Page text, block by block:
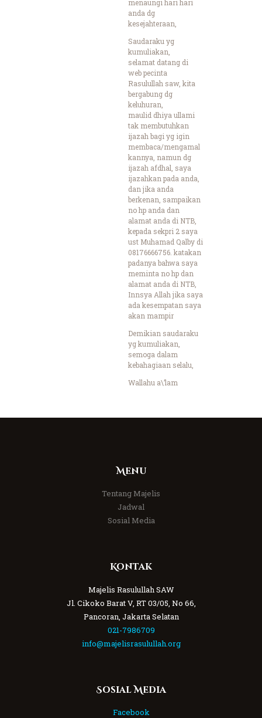
menaungi hari hari
anda dg
kesejahteraan,
Saudaraku yg
kumuliakan,
selamat datang di
web pecinta
Rasulullah saw, kita
bergabung dg
keluhuran,
maulid dhiya ullami
tak membutuhkan
ijazah bagi yg igin
membaca/mengamal
kannya, namun dg
ijazah afdhal, saya
ijazahkan pada anda,
dan jika anda
berkenan, sampaikan
no hp anda dan
alamat anda di NTB,
kepada sekpri 2 saya
ust Muhamad Qalby di
08176666756. katakan
padanya bahwa saya
meminta no hp dan
alamat anda di NTB,
Innsya Allah jika saya
ada kesempatan saya
akan mampir
Demikian saudaraku
yg kumuliakan,
semoga dalam
kebahagiaan selalu,
Wallahu a\’lam
Menu
Tentang Majelis
Jadwal
Sosial Media
Kontak
Majelis Rasulullah SAW
Jl. Cikoko Barat V, RT 03/05, No 66,
Pancoran, Jakarta Selatan
021-7986709
info@majelisrasulullah.org
Sosial Media
Facebook